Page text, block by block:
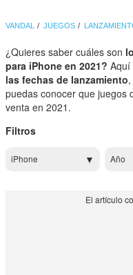
VANDAL JUEGOS
¿Quieres saber cuáles son
para iPhone en 2021?
las fechas de lanzamiento
puedas conocer que juegos
venta en 2021.
Filtros
iPhone Año